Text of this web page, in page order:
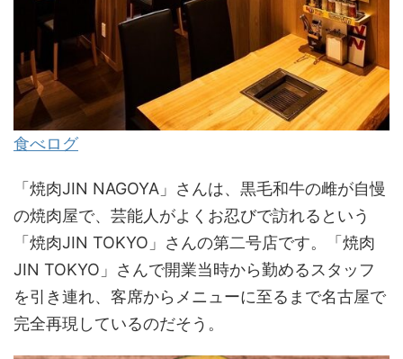
食べログ
「焼肉JIN NAGOYA」さんは、黒毛和牛の雌が自慢
の焼肉屋で、芸能人がよくお忍びで訪れるという
「焼肉JIN TOKYO」さんの第二号店です。「焼肉
JIN TOKYO」さんで開業当時から勤めるスタッフ
を引き連れ、客席からメニューに至るまで名古屋で
完全再現しているのだそう。